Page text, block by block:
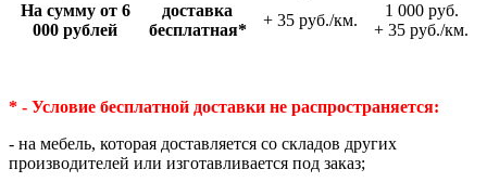
На сумму от 6
000 рублей
доставка
беспла­тная*
+ 35 руб./км.
1 000 руб.
+ 35 руб./км.
* - Условие бесплатной доставки не распространяется:
- на мебель, которая доставляется со складов других
производителей или изготавливается под заказ;